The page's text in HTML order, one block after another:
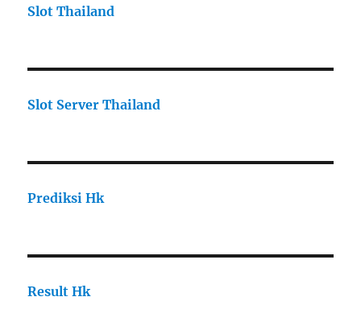
Slot Thailand
Slot Server Thailand
Prediksi Hk
Result Hk